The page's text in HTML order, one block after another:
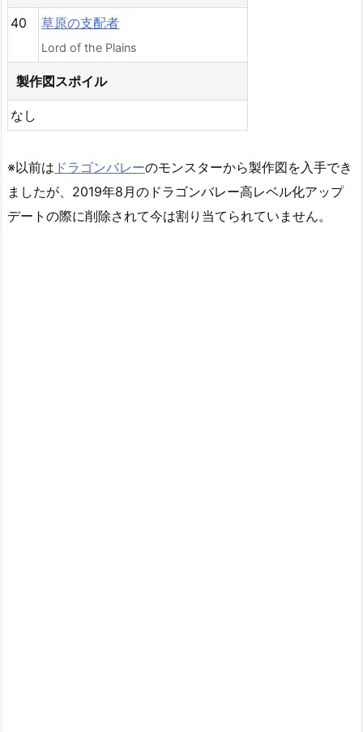
40 草原の支配者
Lord of the Plains
製作図スポイル
なし
※以前は ドラゴンバレーのモンスターから製作図を入手でき
ましたが、2019年8月のドラゴンバレー高レベル化アップ
デートの際に削除されて今は割り当てられていません。